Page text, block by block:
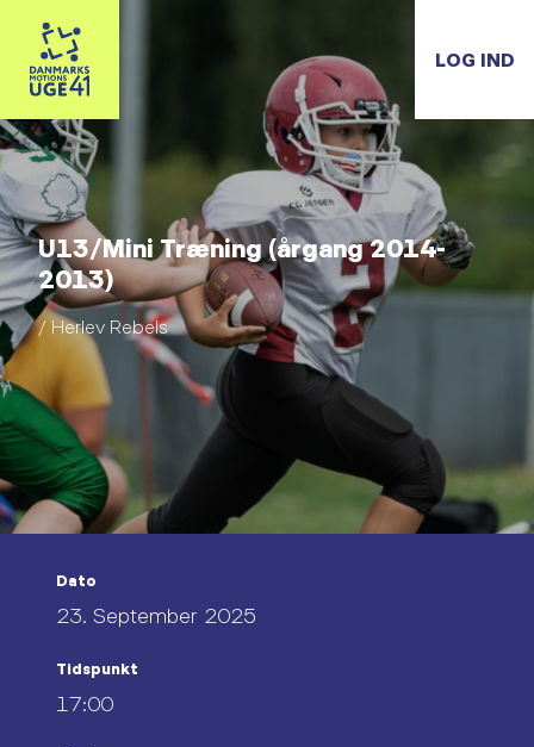
LOG IND
U13/Mini Træning (årgang 2014-
2013)
/ Herlev Rebels
Dato
23. September 2025
Tidspunkt
17:00